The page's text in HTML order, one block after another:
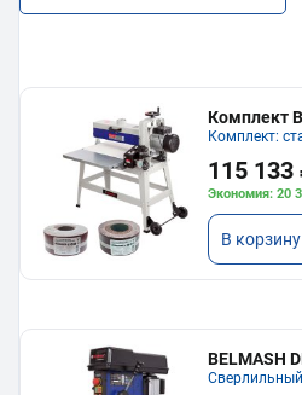
Комплект
Комплект:
115 133
Экономия: 20
В корзину
BELMASH